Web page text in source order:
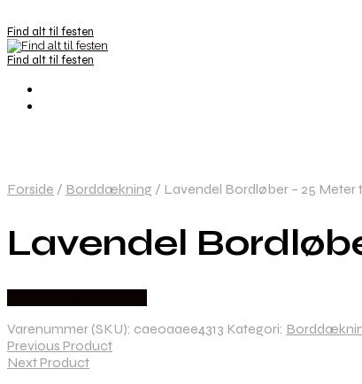
Find alt til festen
Find alt til festen
Forside / Borddækning / Lavendel Bordløber – 25 Meter
Lavendel
Varenummer (SKU): cae0aaee4313 Kategori:
Previous Product
Next Product